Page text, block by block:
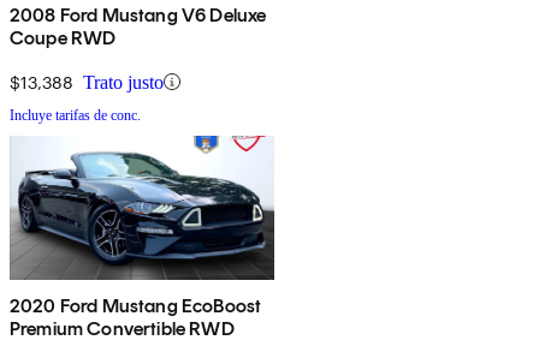
2008 Ford Mustang V6 Deluxe
Coupe RWD
$13,388 Trato justo
Incluye tarifas de conc.
2020 Ford Mustang EcoBoost
Premium Convertible RWD